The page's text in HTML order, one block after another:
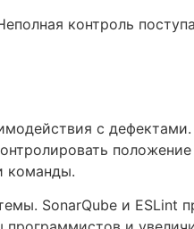
контроль
с
команды.
SonarQube и ESLint